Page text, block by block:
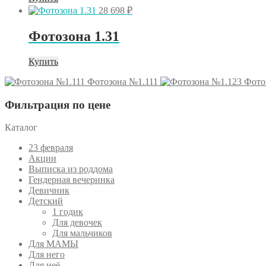
28 698 ₽
Фотозона 1.31
Купить
Фотозона №1.111
Фильтрация по цене
Каталог
23 февраля
Акции
Выписка из роддома
Гендерная вечеринка
Девичник
Детский
1 годик
Для девочек
Для мальчиков
Для МАМЫ
Для него